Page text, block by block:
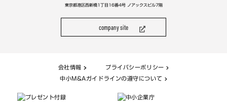
東京都港区西新橋1丁目16番4号 ノアックスビル7階
company site
会社情報
プライバシーポリシー
中小M&Aガイドラインの遵守について